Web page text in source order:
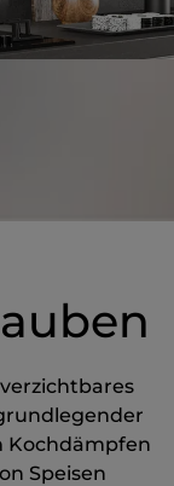
Kochdämpfen
Speisen